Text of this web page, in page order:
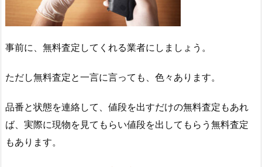
事前に、無料査定してくれる業者にしましょう。
ただし無料査定と一言に言っても、色々あります。
品番と状態を連絡して、値段を出すだけの無料査定もあれ
ば、実際に現物を見てもらい値段を出してもらう無料査定
もあります。